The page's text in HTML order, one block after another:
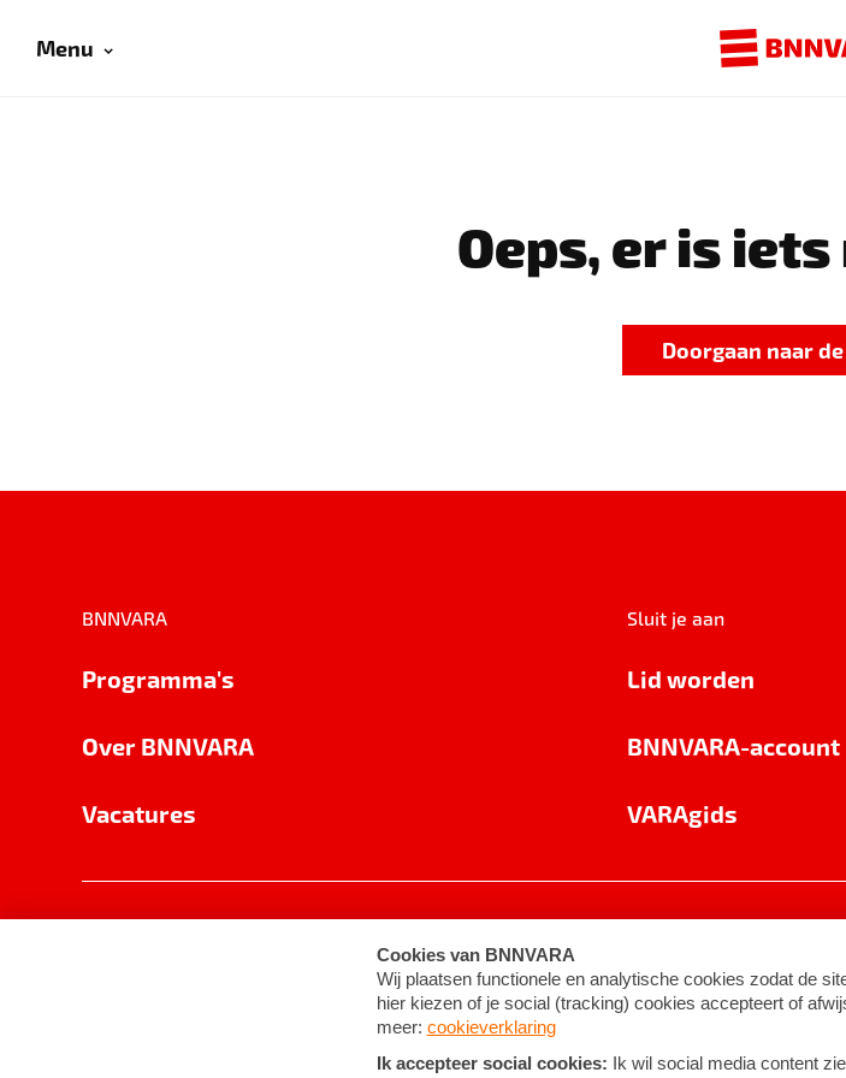
Menu
Oeps, er is
Doorgaan naar
BNNVARA
Programma's
Over BNNVARA
Vacatures
Sluit je aan
Lid worden
BNNVARA-account
VARAgids
Cookie-instellingen Algemene voorwaarden ©2026